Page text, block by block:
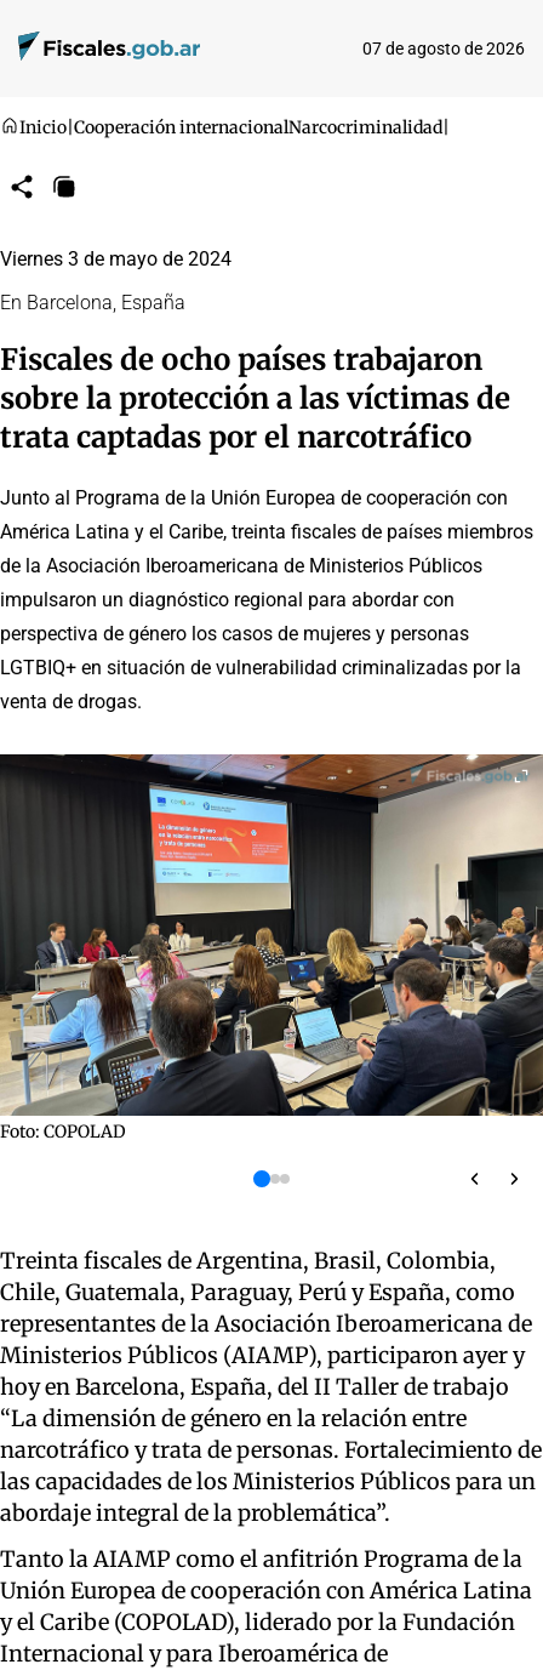
07 de agosto de 2026
Inicio Cooperación internacionalNarcocriminalidad
CompartirCopiar
Viernes 3 de mayo de 2024
En Barcelona, España
Fiscales de ocho países trabajaron
sobre la protección a las víctimas de
trata captadas por el narcotráfico
Junto al Programa de la Unión Europea de cooperación con
América Latina y el Caribe, treinta fiscales de países miembros
de la Asociación Iberoamericana de Ministerios Públicos
impulsaron un diagnóstico regional para abordar con
perspectiva de género los casos de mujeres y personas
LGTBIQ+ en situación de vulnerabilidad criminalizadas por la
venta de drogas.
Foto: COPOLAD
Treinta fiscales de Argentina, Brasil, Colombia,
Chile, Guatemala, Paraguay, Perú y España, como
representantes de la Asociación Iberoamericana de
Ministerios Públicos (AIAMP), participaron ayer y
hoy en Barcelona, España, del II Taller de trabajo
“La dimensión de género en la relación entre
narcotráfico y trata de personas. Fortalecimiento de
las capacidades de los Ministerios Públicos para un
abordaje integral de la problemática”.
Tanto la AIAMP como el anfitrión Programa de la
Unión Europea de cooperación con América Latina
y el Caribe (COPOLAD), liderado por la Fundación
Internacional y para Iberoamérica de